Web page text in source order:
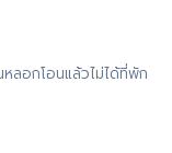
ลอกโอนแล้วไม่ได้ที่พัก